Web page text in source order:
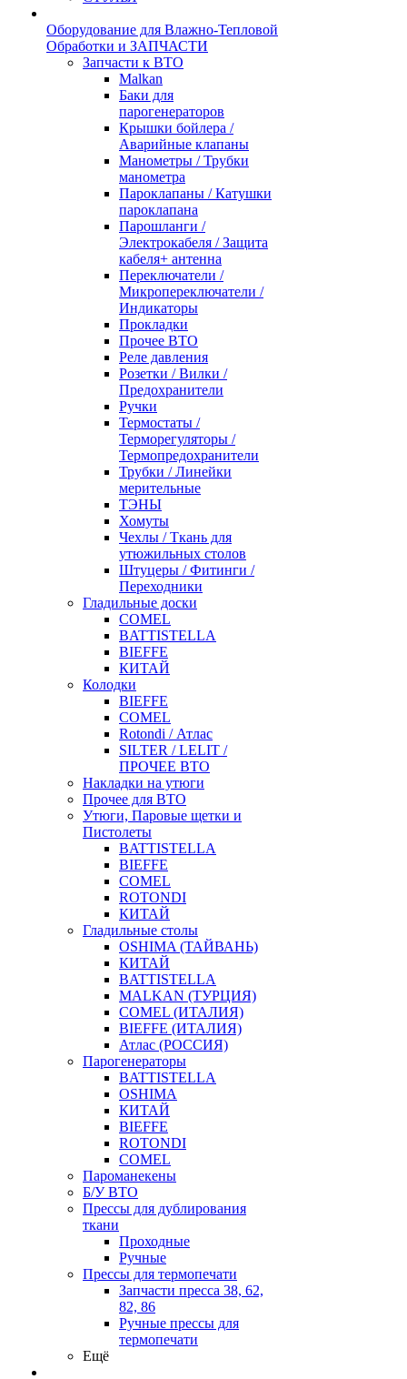
Оборудование для Влажно-Тепловой
Обработки и ЗАПЧАСТИ
Запчасти к ВТО
Malkan
Баки для
парогенераторов
Крышки бойлера /
Аварийные клапаны
Манометры / Трубки
манометра
Пароклапаны / Катушки
пароклапана
Парошланги /
Электрокабеля / Защита
кабеля+ антенна
Переключатели /
Микропереключатели /
Индикаторы
Прокладки
Прочее ВТО
Реле давления
Розетки / Вилки /
Предохранители
Ручки
Термостаты /
Терморегуляторы /
Термопредохранители
Трубки / Линейки
мерительные
ТЭНЫ
Хомуты
Чехлы / Ткань для
утюжильных столов
Штуцеры / Фитинги /
Переходники
Гладильные доски
COMEL
BATTISTELLA
BIEFFE
КИТАЙ
Колодки
BIEFFE
COMEL
Rotondi / Атлас
SILTER / LELIT /
ПРОЧЕЕ ВТО
Накладки на утюги
Прочее для ВТО
Утюги, Паровые щетки и
Пистолеты
BATTISTELLA
BIEFFE
COMEL
ROTONDI
КИТАЙ
Гладильные столы
OSHIMA (ТАЙВАНЬ)
КИТАЙ
BATTISTELLA
MALKAN (ТУРЦИЯ)
COMEL (ИТАЛИЯ)
BIEFFE (ИТАЛИЯ)
Атлас (РОССИЯ)
Парогенераторы
BATTISTELLA
OSHIMA
КИТАЙ
BIEFFE
ROTONDI
COMEL
Пароманекены
Б/У ВТО
Прессы для дублирования
ткани
Проходные
Ручные
Прессы для термопечати
Запчасти пресса 38, 62,
82, 86
Ручные прессы для
термопечати
Ещё